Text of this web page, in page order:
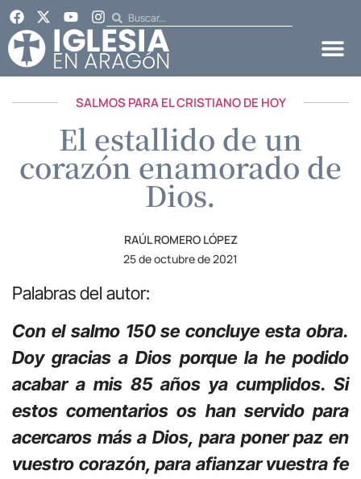
SALMOS PARA EL CRISTIANO DE HOY
El estallido de un
corazón enamorado de
Dios.
RAÚL ROMERO LÓPEZ
25 de octubre de 2021
Palabras del autor:
Con el salmo 150 se concluye esta obra.
Doy gracias a Dios porque la he podido
acabar a mis 85 años ya cumplidos. Si
estos comentarios os han servido para
acercaros más a Dios, para poner paz en
vuestro corazón, para afianzar vuestra fe